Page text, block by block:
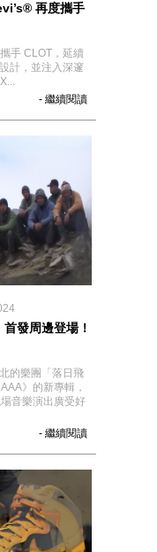
再度攜手
手 CLOT，延續
計，並注入深邃
- 繼續閱讀
發周邊登場！
的樂團「落日飛
》的新專輯，
音樂演出廣受好
- 繼續閱讀